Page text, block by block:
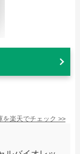
を楽天でチェック >>